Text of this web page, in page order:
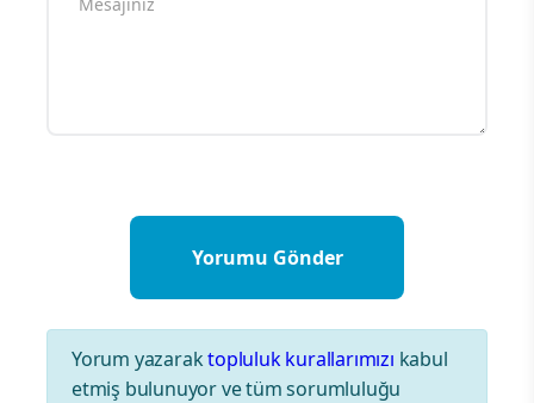
Yorum yazaraktopluluk kurallarımızı kabul
etmiş bulunuyor ve tüm sorumluluğu